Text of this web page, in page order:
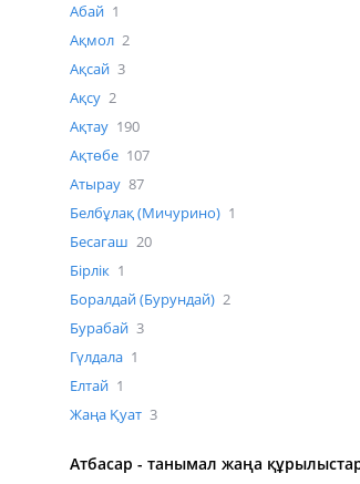
Абай 1
Ақмол 2
Ақсай 3
Ақсу 2
Ақтау 190
Ақтөбе 107
Атырау 87
Белбұлақ (Мичурино) 1
Бесагаш 20
Бірлік 1
Боралдай (Бурундай) 2
Бурабай 3
Гүлдала 1
Елтай 1
Жаңа Қуат 3
Атбасар - танымал жаңа